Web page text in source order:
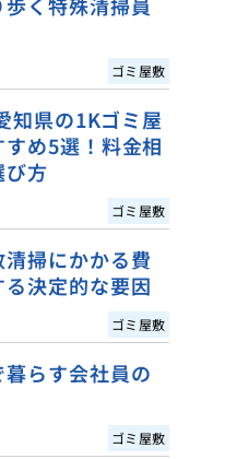
ゴミ屋敷
知県の1Kゴミ屋
め5選！料金相
び方
ゴミ屋敷
掃にかかる費
決定的な要因
ゴミ屋敷
らす会社員の
ゴミ屋敷